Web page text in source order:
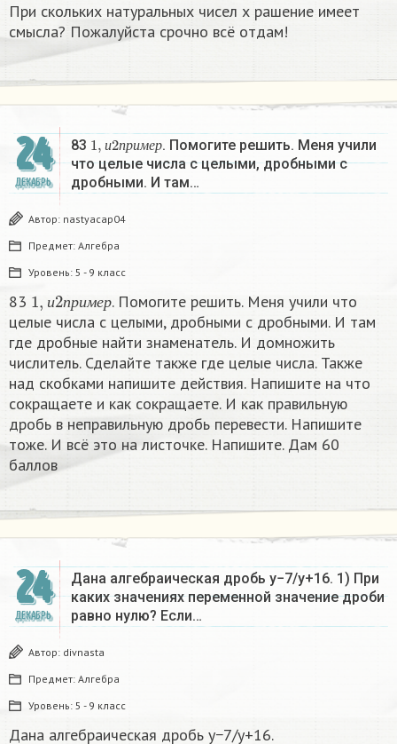
При скольких натуральных чисел х рашение имеет
смысла? Пожалуйста срочно всё отдам!
24
ДЕКАБРЬ
83 и пр име р
1,и 2пример
. Помогите решить. Меня учили
что целые числа с целыми, дробными с
дробными. И там…
Автор: nastyacap04
Предмет: Алгебра
Уровень: 5 - 9 класс
83 и п р име р
1 2п
. Помогите решить. Меня учили что
целые числа с целыми, дробными с дробными. И там
где дробные найти знаменатель. И домножить
числитель. Сделайте также где целые числа. Также
над скобками напишите действия. Напишите на что
сокращаете и как сокращаете. И как правильную
дробь в неправильную дробь перевести. Напишите
тоже. И всё это на листочке. Напишите. Дам 60
баллов
24
ДЕКАБРЬ
Дана алгебраическая дробь y−7/y+16. 1) При
каких значениях переменной значение дроби
равно нулю? Если…
Автор: divnasta
Предмет: Алгебра
Уровень: 5 - 9 класс
Дана алгебраическая дробь y−7/y+16.